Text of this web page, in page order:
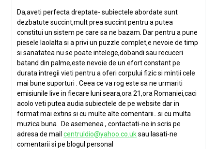
Da,aveti perfecta dreptate- subiectele abordate sunt
dezbatute succint,mult prea succint pentru a putea
constitui un sistem pe care sa ne bazam. Dar pentru a pune
piesele laolalta si a privi un puzzle complet,e nevoie de timp
si sanatatea nu se poate intelege,dobandi sau recuceri
batand din palme,este nevoie de un efort constant pe
durata intregii vieti pentru a oferi corpului fizic si mintii cele
mai bune suporturi . Ceea ce va rog este sa ne urmariti
emisiunile live in fiecare luni seara,ora 21,ora Romaniei,caci
acolo veti putea audia subiectele de pe website dar in
format mai extins si cu multe alte comentarii…si cu multa
muzica buna…De asemenea , contactati-ne in scris pe
adresa de mail centruldio@yahoo.co.uksau lasati-ne
comentarii si pe blogul personal